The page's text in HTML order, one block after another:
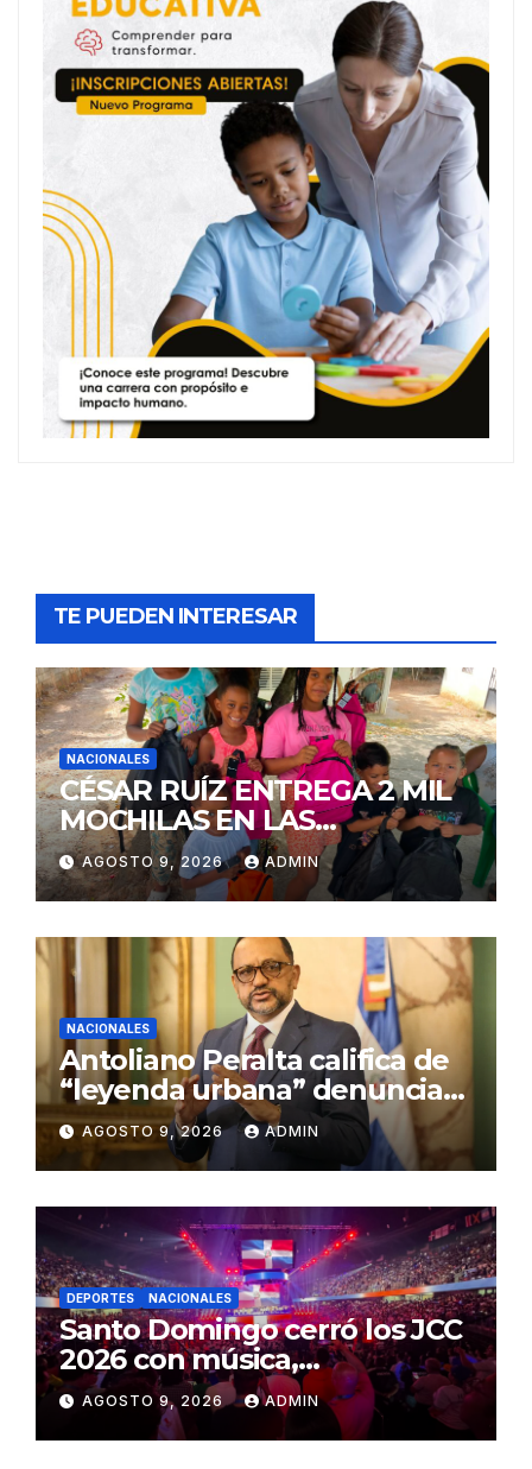
TE PUEDEN INTERESAR
NACIONALES
CÉSAR RUÍZ ENTREGA 2 MIL
MOCHILAS EN LAS
TERRENAS
AGOSTO 9, 2026 ADMIN
NACIONALES
Antoliano Peralta califica de
“leyenda urbana” denuncias
de presiones a jueces de la
SCJ
AGOSTO 9, 2026 ADMIN
DEPORTES NACIONALES
Santo Domingo cerró los JCC
2026 con música,
reconocimientos y alegría
AGOSTO 9, 2026 ADMIN